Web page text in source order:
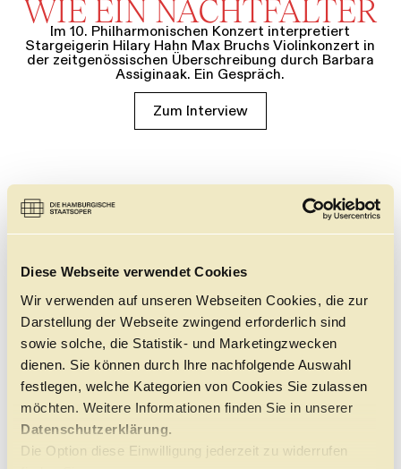
Diese Webseite verwendet Cookies
Wir verwenden auf unseren Webseiten Cookies, die zur
Darstellung der Webseite zwingend erforderlich sind
sowie solche, die Statistik- und Marketingzwecken
dienen. Sie können durch Ihre nachfolgende Auswahl
festlegen, welche Kategorien von Cookies Sie zulassen
möchten. Weitere Informationen finden Sie in unserer
Datenschutzerklärung.
Die Option diese Einwilligung jederzeit zu widerrufen
WIE EIN NACHTFALTER
Im 10. Philharmonischen Konzert interpretiert
Stargeigerin Hilary Hahn Max Bruchs Violinkonzert in
der zeitgenössischen Überschreibung durch Barbara
Assiginaak. Ein Gespräch.
Zum Interview